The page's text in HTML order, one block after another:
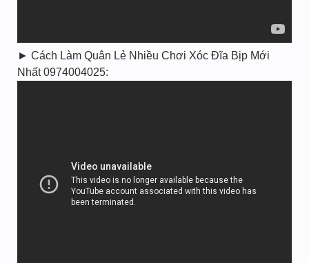
► Cách Làm Quân Lẻ Nhiều Chơi Xóc Đĩa Bịp Mới
Nhất 0974004025: